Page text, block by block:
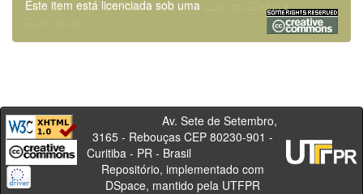
Este item está licenciada sob uma
Licença Creative
Commons
Av. Sete de Setembro,
3165 - Rebouças CEP 80230-901 -
Curitiba - PR - Brasil
Repositório, implementado com
DSpace, mantido pela UTFPR